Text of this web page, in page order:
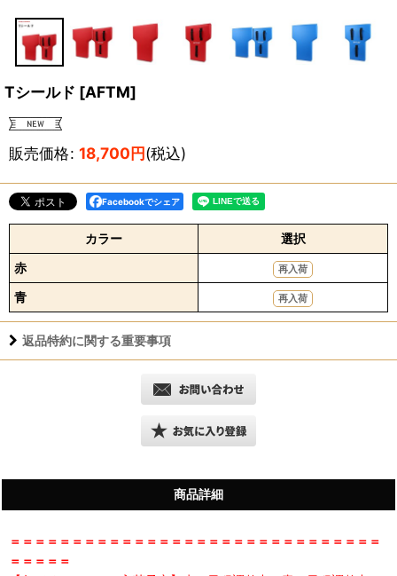
Tシールド [AFTM]
販売価格: 18,700円(税込)
Facebookでシェア
カラー
選択
赤
再入荷
青 再入荷
返品特約に関する重要事項
商品詳細
＝＝＝＝＝＝＝＝＝＝＝＝＝＝＝＝＝＝＝＝＝＝＝＝＝＝＝＝＝＝
＝＝＝＝＝